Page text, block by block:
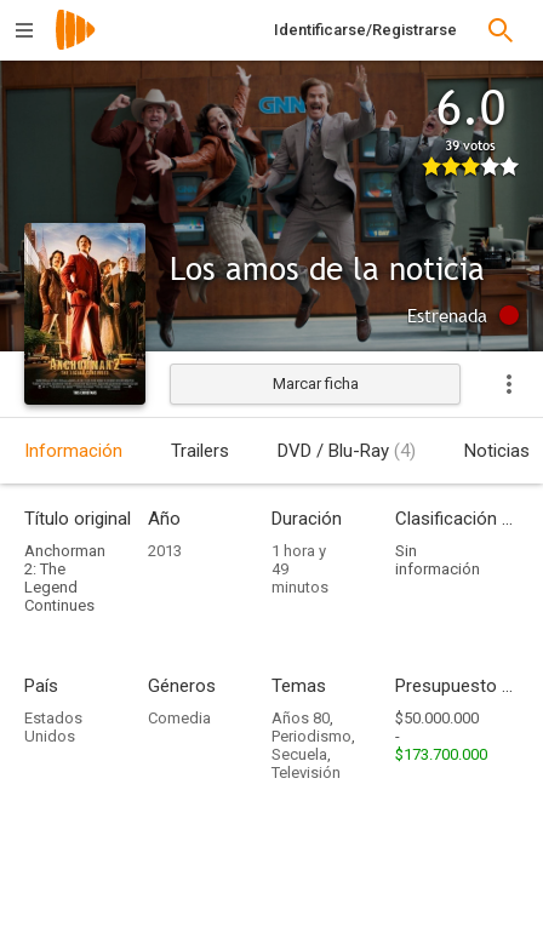
Identificarse/Registrarse
6.0
39 votos
Los amos de la noticia
Estrenada
Marcar ficha
Información Trailers DVD / Blu-Ray (4) Noticias
Título original
Anchorman
2: The
Legend
Continues
Año
2013
Duración
1 hora y
49
minutos
Clasificación por edades
Sin
información
País
Estados
Unidos
Géneros
Comedia
Temas
Años 80,
Periodismo,
Secuela,
Televisión
Presupuesto - Ingresos
$50.000.000
-
$173.700.000